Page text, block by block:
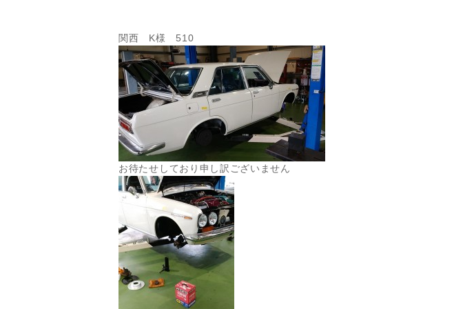
関西 K様 510
お待たせしており申し訳ございません